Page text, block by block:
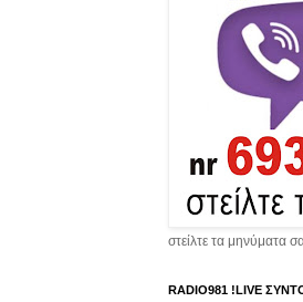
στείλτε τα μηνύματα
RADIO981 !LIVE